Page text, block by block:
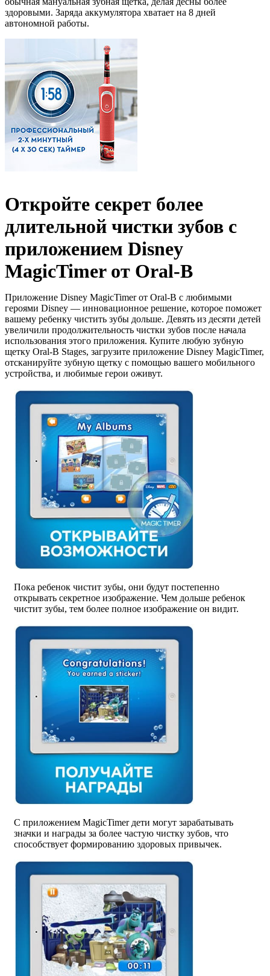
здоровыми. Заряда аккумулятора хватает на 8 дней
автономной работы.
Откройте секрет более
длительной чистки зубов с
приложением Disney
MagicTimer от Oral-B
Приложение Disney MagicTimer от Oral-B с любимыми
героями Disney — инновационное решение, которое поможет
вашему ребенку чистить зубы дольше. Девять из десяти детей
увеличили продолжительность чистки зубов после начала
использования этого приложения. Купите любую зубную
щетку Oral-B Stages, загрузите приложение Disney MagicTimer,
отсканируйте зубную щетку с помощью вашего мобильного
устройства, и любимые герои оживут.
Пока ребенок чистит зубы, они будут постепенно
открывать секретное изображение. Чем дольше ребенок
чистит зубы, тем более полное изображение он видит.
С приложением MagicTimer дети могут зарабатывать
значки и награды за более частую чистку зубов, что
способствует формированию здоровых привычек.